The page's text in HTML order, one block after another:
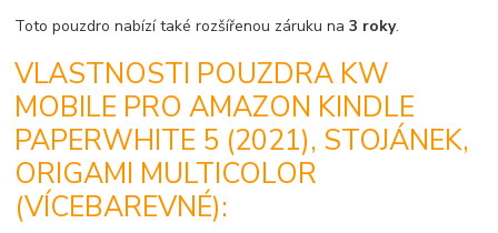
Toto pouzdro nabízí také rozšířenou záruku na3 roky.
VLASTNOSTI POUZDRA KW
MOBILE PRO AMAZON KINDLE
PAPERWHITE 5 (2021), STOJÁNEK,
ORIGAMI MULTICOLOR
(VÍCEBAREVNÉ):